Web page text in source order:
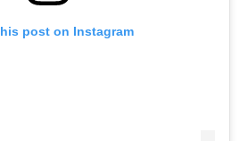
post on Instagram